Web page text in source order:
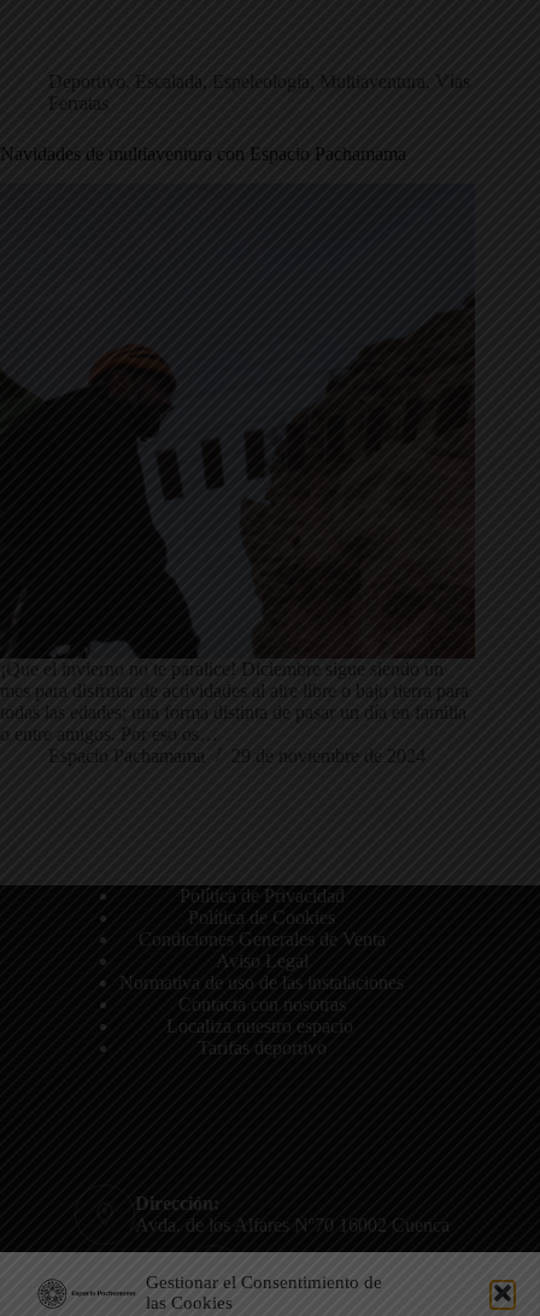
Gestionar el Consentimiento de
las Cookies
Deportivo , Escalada, Espeleología Multiaventura , Vías
Ferratas
Navidades de multiaventura con Espacio Pachamama
¡Que el invierno no te paralice! Diciembre sigue siendo un
mes para disfrutar de actividades al aire libre o bajo tierra para
todas las edades; una forma distinta de pasar un día en familia
o entre amigos. Por eso os…
Espacio Pachamama
29 de noviembre de 2024
Política de Privacidad
Política de Cookies
Condiciones Generales de Venta
Aviso Legal
Normativa de uso de las instalaciones
Contacta con nosotras
Localiza nuestro espacio
Tarifas deportivo
Dirección:
Avda. de los Alfares Nº70 16002 Cuenca
722 801 807